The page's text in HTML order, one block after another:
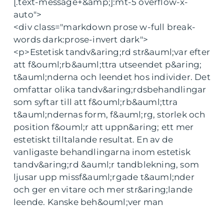
[.text-message+&amp;]:mt-5 overflow-x-
auto">
<div class="markdown prose w-full break-
words dark:prose-invert dark">
<p>Estetisk tandv&aring;rd str&auml;var efter
att f&ouml;rb&auml;ttra utseendet p&aring;
t&auml;nderna och leendet hos individer. Det
omfattar olika tandv&aring;rdsbehandlingar
som syftar till att f&ouml;rb&auml;ttra
t&auml;ndernas form, f&auml;rg, storlek och
position f&ouml;r att uppn&aring; ett mer
estetiskt tilltalande resultat. En av de
vanligaste behandlingarna inom estetisk
tandv&aring;rd &auml;r tandblekning, som
ljusar upp missf&auml;rgade t&auml;nder
och ger en vitare och mer str&aring;lande
leende. Kanske beh&ouml;ver man